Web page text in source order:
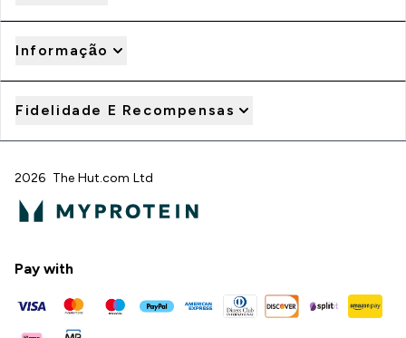
Informação
Fidelidade E Recompensas
2026 The Hut.com Ltd
Pay with